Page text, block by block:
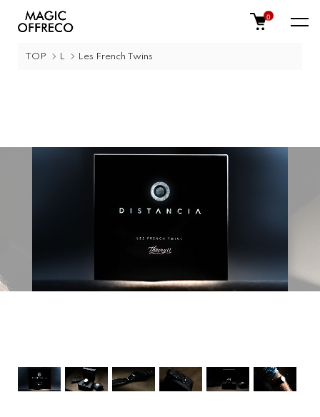
0
TOP L Les French Twins